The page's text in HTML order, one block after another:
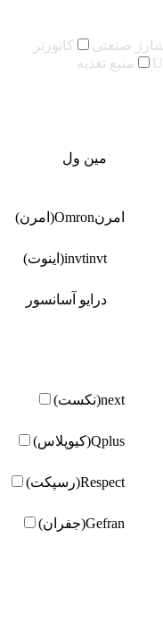
صنعتی
کانورتر
منبع تغذیه
مین ول
امرنOmron(امرن)
invtinvt(اینوت)
درایو آسانسور
next(نکست)
Qplus(کیوپلاس)
Respect(رسپکت)
Gefran(جفران)